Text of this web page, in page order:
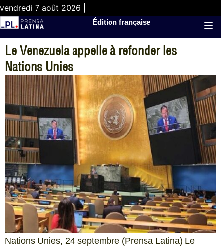
vendredi 7 août 2026 |
Édition française
Le Venezuela appelle à refonder les
Nations Unies
Nations Unies, 24 septembre (Prensa Latina) Le